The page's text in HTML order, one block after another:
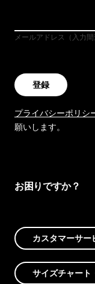
メールアドレス（入力
登録
プライバシーポリシ
願いします。
お困りですか？
カスタマーサー
サイズチャート